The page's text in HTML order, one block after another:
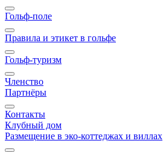
Гольф-поле
Правила и этикет в гольфе
Гольф-туризм
Членство
Партнёры
Контакты
Клубный дом
Размещение в эко-коттеджах и виллах